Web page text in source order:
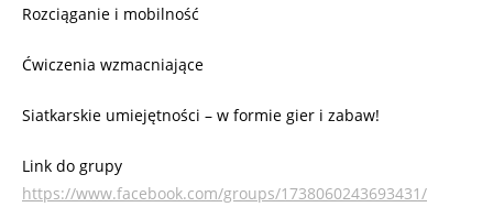
Rozciąganie i mobilność
Ćwiczenia wzmacniające
Siatkarskie umiejętności – w formie gier i zabaw!
Link do grupy
https://www.facebook.com/groups/1738060243693431/